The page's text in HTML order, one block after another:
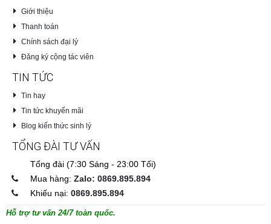
Giới thiệu
Thanh toán
Chính sách đại lý
Đăng ký cộng tác viên
TIN TỨC
Tin hay
Tin tức khuyến mãi
Blog kiến thức sinh lý
TỔNG ĐÀI TƯ VẤN
Tổng đài (7:30 Sáng - 23:00 Tối)
Mua hàng: Zalo: 0869.895.894
Khiếu nại: 0869.895.894
Hỗ trợ tư vấn 24/7 toàn quốc.